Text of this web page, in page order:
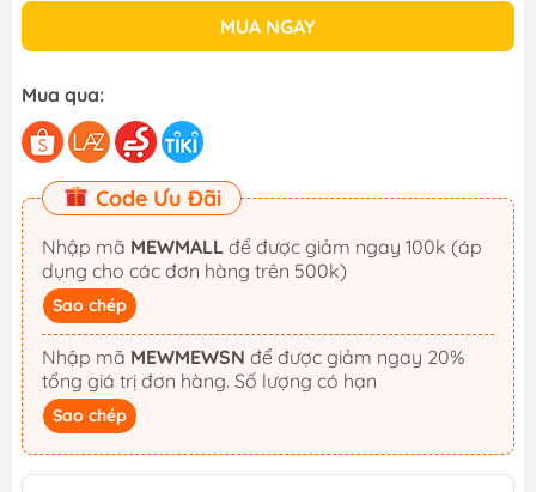
MUA NGAY
Mua qua:
Code Ưu Đãi
Nhập mã MEWMALL
dụng cho các đơn hàng trên 500k)
Sao chép
Nhập mã MEWMEWSN
tổng giá trị đơn hàng. Số lượng có hạn
Sao chép